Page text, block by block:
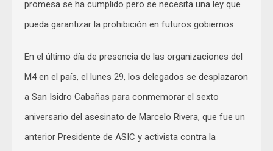
promesa se ha cumplido pero se necesita una ley que
pueda garantizar la prohibición en futuros gobiernos.
En el último día de presencia de las organizaciones del
M4 en el país, el lunes 29, los delegados se desplazaron
a San Isidro Cabañas para conmemorar el sexto
aniversario del asesinato de Marcelo Rivera, que fue un
anterior Presidente de ASIC y activista contra la